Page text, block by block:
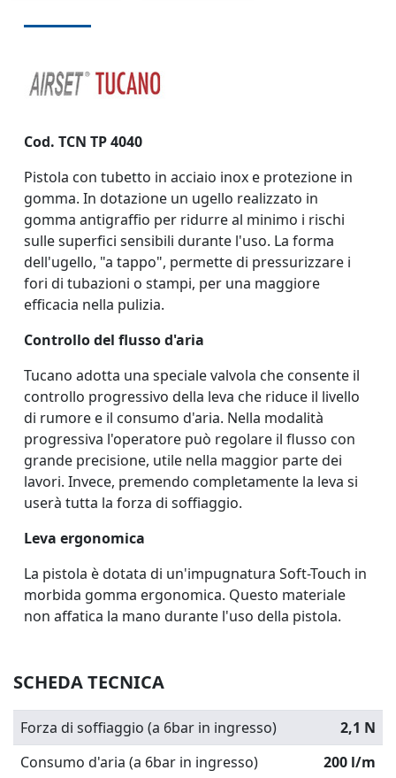
Cod. TCN TP 4040
Pistola con tubetto in acciaio inox e protezione in
gomma. In dotazione un ugello realizzato in
gomma antigraffio per ridurre al minimo i rischi
sulle superfici sensibili durante l'uso. La forma
dell'ugello, "a tappo", permette di pressurizzare i
fori di tubazioni o stampi, per una maggiore
efficacia nella pulizia.
Controllo del flusso d'aria
Tucano adotta una speciale valvola che consente il
controllo progressivo della leva che riduce il livello
di rumore e il consumo d'aria. Nella modalità
progressiva l'operatore può regolare il flusso con
grande precisione, utile nella maggior parte dei
lavori. Invece, premendo completamente la leva si
userà tutta la forza di soffiaggio.
Leva ergonomica
La pistola è dotata di un'impugnatura Soft-Touch in
morbida gomma ergonomica. Questo materiale
non affatica la mano durante l'uso della pistola.
SCHEDA TECNICA
Forza di soffiaggio (a 6bar in ingresso)
2,1 N
Consumo d'aria (a 6bar in ingresso)
200 l/m